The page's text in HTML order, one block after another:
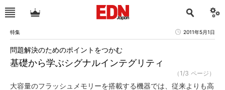
特集 2011年5月1日
基礎から学ぶシグナルインテグリティ
問題解決のためのポイントをつかむ
（1/3 ページ）
大容量のフラッシュメモリーを搭載する機器では、従来よりも高